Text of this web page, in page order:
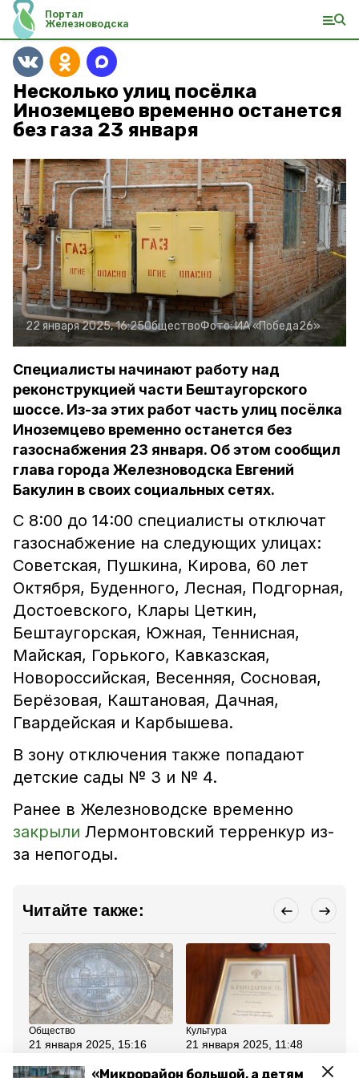
«Микрорайон большой, а детям
Портал
Железноводска
Несколько улиц посёлка
Иноземцево временно останется
без газа 23 января
22 января 2025, 16:25ОбществоФото:ИА «Победа26»
Специалисты начинают работу над
реконструкцией части Бештаугорского
шоссе. Из-за этих работ часть улиц посёлка
Иноземцево временно останется без
газоснабжения 23 января. Об этом сообщил
глава города Железноводска Евгений
Бакулин в своих социальных сетях.
С 8:00 до 14:00 специалисты отключат
газоснабжение на следующих улицах:
Советская, Пушкина, Кирова, 60 лет
Октября, Буденного, Лесная, Подгорная,
Достоевского, Клары Цеткин,
Бештаугорская, Южная, Теннисная,
Майская, Горького, Кавказская,
Новороссийская, Весенняя, Сосновая,
Берёзовая, Каштановая, Дачная,
Гвардейская и Карбышева.
В зону отключения также попадают
детские сады № 3 и № 4.
Ранее в Железноводске временно
закрыли Лермонтовский терренкур из-
за непогоды.
Читайте также:
Общество
21 января 2025, 15:16
установили в
Культура
21 января 2025, 11:48
фестиваль «FERRUM-